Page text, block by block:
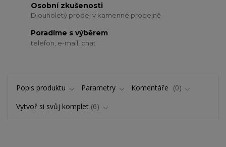
Osobní zkušenosti
Dlouholetý prodej v kamenné prodejně
Poradíme s výběrem
telefon, e-mail, chat
Popis produktu Parametry Komentáře
0
Vytvoř si svůj komplet 6